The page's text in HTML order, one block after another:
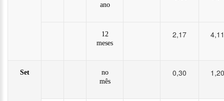
ano
12
meses
2,17 4,11
Set
no
mês
0,30 1,20